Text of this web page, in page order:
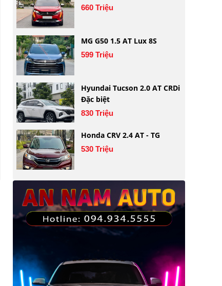
660 Triệu
MG G50 1.5 AT Lux 8S
599 Triệu
Hyundai Tucson 2.0 AT CRDi
Đặc biệt
830 Triệu
Honda CRV 2.4 AT - TG
530 Triệu